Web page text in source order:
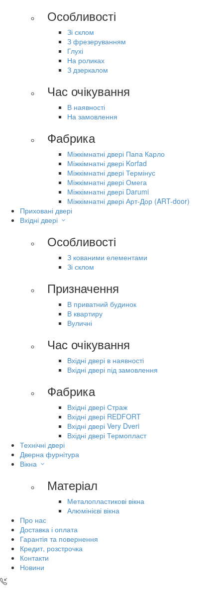
Особливості
Зі склом
З фрезеруванням
Глухі
На роликах
З дзеркалом
Час очікування
В наявності
На замовлення
Фабрика
Міжкімнатні двері Папа Карло
Міжкімнатні двері Korfad
Міжкімнатні двері Термінус
Міжкімнатні двері Омега
Міжкімнатні двері Darumi
Міжкімнатні двері Арт-Дор (ART-door)
Приховані двері
Вхідні двері
Особливості
З кованими елементами
Зі склом
Призначення
В приватний будинок
В квартиру
Вуличні
Час очікування
Вхідні двері в наявності
Вхідні двері під замовлення
Фабрика
Вхідні двері Страж
Вхідні двері REDFORT
Вхідні двері Very Dveri
Вхідні двері Термопласт
Технічні двері
Дверна фурнітура
Вікна
Матеріал
Металопластикові вікна
Алюмінієві вікна
Про нас
Доставка і оплата
Гарантія та повернення
Кредит, розстрочка
Контакти
Новини